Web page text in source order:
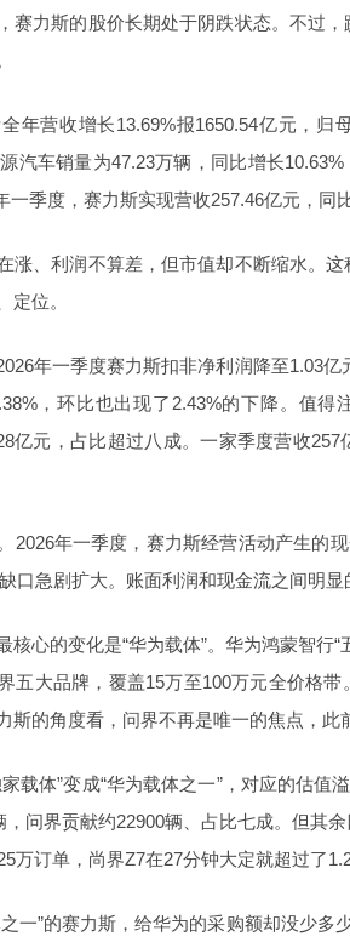
赛力斯的股价长期处于阴跌状态。不过
年营收增长13.69%报1650.54亿元，归
汽车销量为47.23万辆，同比增长
一季度，赛力斯实现营收257.46亿元，同
涨、利润不算差，但市值却不断缩水。
定位。
年一季度赛力斯扣非净利润降至1.03
，环比也出现了2.43%的下降。值得
亿元，占比超过八成。一家季度营收
2026年一季度，赛力斯经营活动产生的
口急剧扩大。账面利润和现金流之间明
核心的变化是“华为载体”。华为鸿蒙智
五大品牌，覆盖15万至100万元全价格
斯的角度看，问界不再是唯一的焦点，此
载体”变成“华为载体之一”，对应的估值
，问界贡献约22900辆、占比七成。但其
万订单，尚界Z7在27分钟大定就超过了
一”的赛力斯，给华为的采购额却没少多